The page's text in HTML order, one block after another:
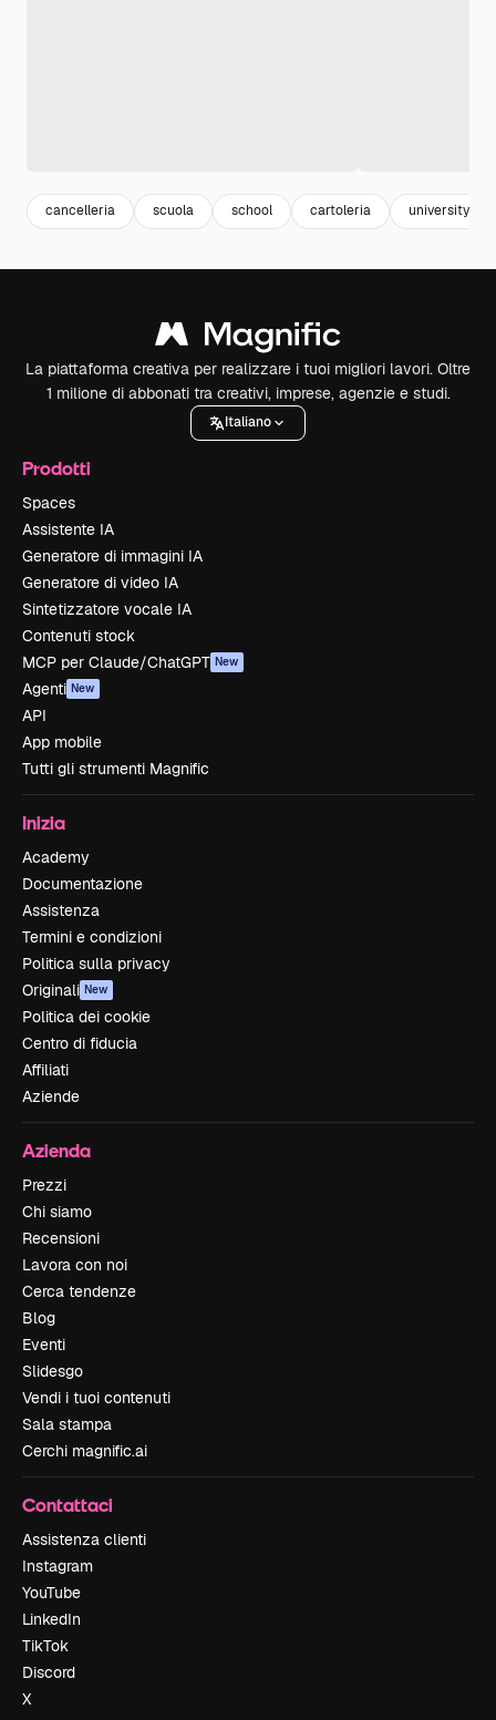
cancelleria scuola school cartoleria university
La piattaforma creativa per realizzare i tuoi migliori lavori. Oltre
1 milione di abbonati tra creativi, imprese, agenzie e studi.
Italiano
Prodotti
Spaces
Assistente IA
Generatore di immagini IA
Generatore di video IA
Sintetizzatore vocale IA
Contenuti stock
MCP per Claude/ChatGPT New
Agenti New
API
App mobile
Tutti gli strumenti Magnific
Inizia
Academy
Documentazione
Assistenza
Termini e condizioni
Politica sulla privacy
Originali New
Politica dei cookie
Centro di fiducia
Affiliati
Aziende
Azienda
Prezzi
Chi siamo
Recensioni
Lavora con noi
Cerca tendenze
Blog
Eventi
Slidesgo
Vendi i tuoi contenuti
Sala stampa
Cerchi magnific.ai
Contattaci
Assistenza clienti
Instagram
YouTube
LinkedIn
TikTok
Discord
X